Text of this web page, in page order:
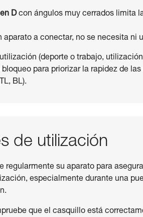
Dcon ángulos muy cerrados limita
aparato a conectar, no se necesita ni
(deporte o trabajo,
para priorizar la rapidez de
BL).
de utilización
regularmente su aparato para
especialmente durante una
que el casquillo está